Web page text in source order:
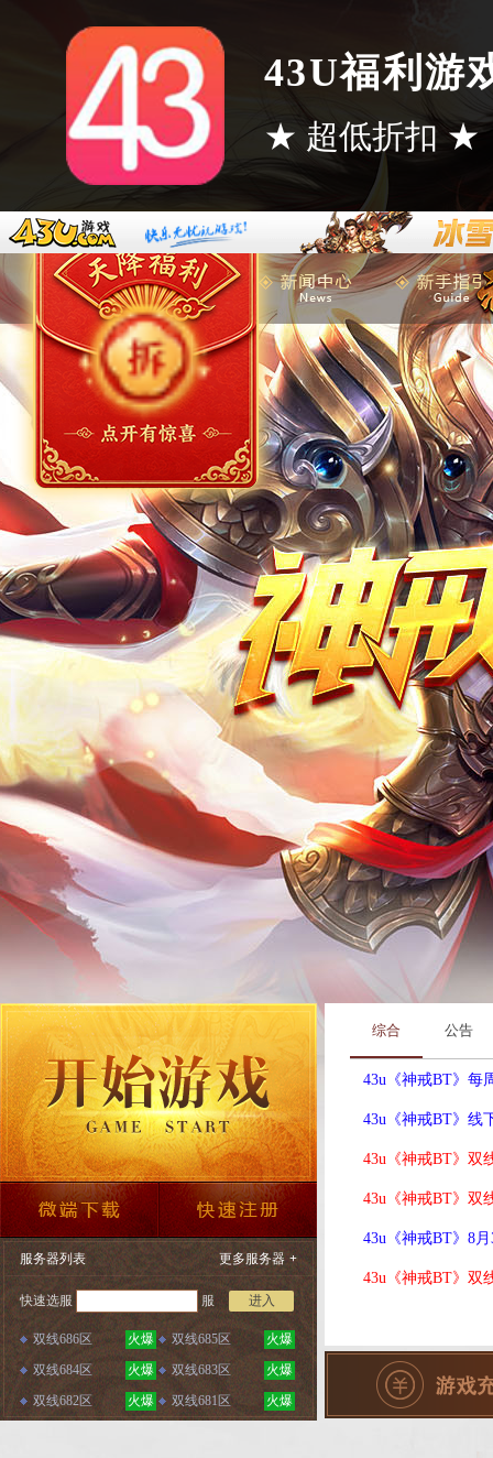
43U福利游
★ 超低折扣 ★
服务器列表 更多服务器 +
快速选服 服 进入
双线686区 火爆 双线685区
火爆
双线684区
火爆 双线683区
火爆
双线682区
火爆 双线681区 火爆
综合 公告
43u《神戒BT》每
43u《神戒BT》线
43u《神戒BT》双
43u《神戒BT》双
43u《神戒BT》8
43u《神戒BT》双